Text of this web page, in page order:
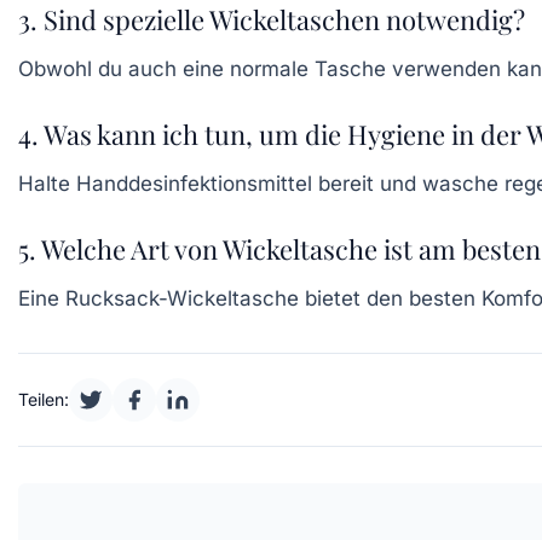
3. Sind spezielle Wickeltaschen notwendig?
Obwohl du auch eine normale Tasche verwenden
4. Was kann ich tun, um die Hygiene in der
Halte Handdesinfektionsmittel bereit und wasche
5. Welche Art von Wickeltasche ist am
Eine Rucksack-Wickeltasche bietet den besten
Teilen: